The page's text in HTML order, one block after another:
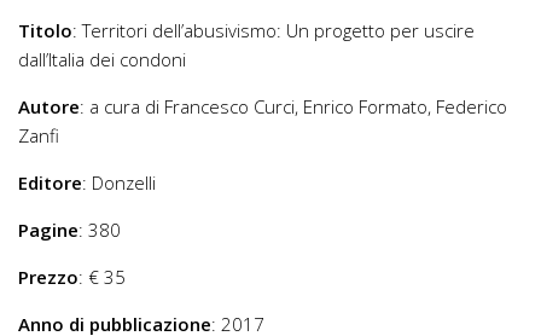
Titolo:Territori dell’abusivismo: Un progetto per uscire
dall’Italia dei condoni
Autore: a cura di Francesco Curci, Enrico Formato, Federico
Zanfi
Editore: Donzelli
Pagine: 380
Prezzo: € 35
Anno di pubblicazione: 2017